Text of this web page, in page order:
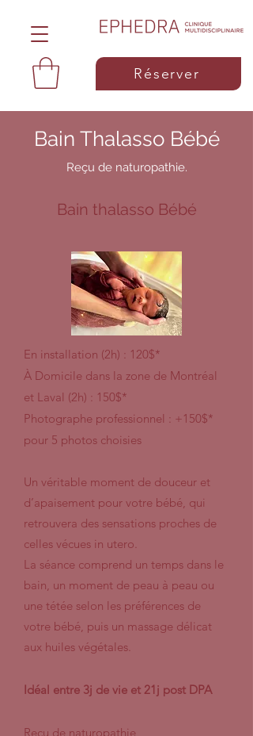
Réserver
Bain Thalasso Bébé
Reçu de naturopathie.
Bain thalasso Bébé
En installation (2h) : 120$*
À Domicile dans la zone de Montréal
et Laval (2h) : 150$*
Photographe professionnel : +150$*
pour 5 photos choisies
Un véritable moment de douceur et
d’apaisement pour votre bébé, qui
retrouvera des sensations proches de
celles vécues in utero.
La séance comprend un temps dans le
bain, un moment de peau à peau ou
une tétée selon les préférences de
votre bébé, puis un massage délicat
aux huiles végétales.
Idéal entre 3j de vie et 21j post DPA
Reçu de naturopathie